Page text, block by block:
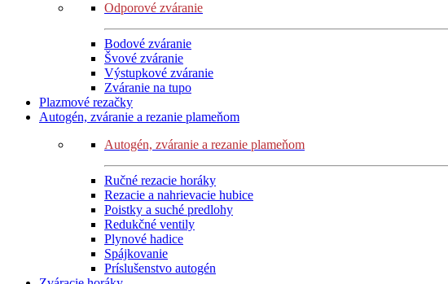
Odporové zváranie
Bodové zváranie
Švové zváranie
Výstupkové zváranie
Zváranie na tupo
Plazmové rezačky
Autogén, zváranie a rezanie plameňom
Autogén, zváranie a rezanie plameňom
Ručné rezacie horáky
Rezacie a nahrievacie hubice
Poistky a suché predlohy
Redukčné ventily
Plynové hadice
Spájkovanie
Príslušenstvo autogén